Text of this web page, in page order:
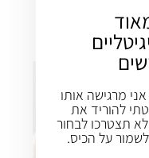
לימוני
מרגישה אותו
להוריד את
תצטרכו לבחור
על הכיס.